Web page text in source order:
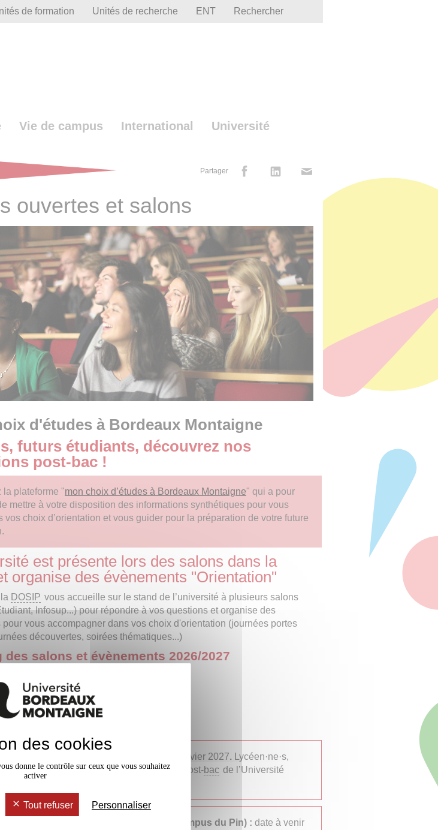
de formation Unités de recherche ENT Rechercher
Vie de campus International Université
Partager
ouvertes et salons
d'études à Bordeaux Montaigne
futurs étudiants, découvrez nos
post-bac !
la plateforme "mon choix d’études à Bordeaux Montaigne" qui a pour
mettre à votre disposition des informations synthétiques pour vous
vos choix d’orientation et vous guider pour la préparation de votre future
est présente lors des salons dans la
organise des évènements "Orientation"
DOSIP vous accueille sur le stand de l’université à plusieurs salons
Infosup...) pour répondre à vos questions et organise des
pour vous accompagner dans vos choix d'orientation (journées portes
découvertes, soirées thématiques...)
des salons et évènements 2026/2027
Périgueux :21 novembre 2026
du 8 au 10 janvier 2027
et Garonne (Agen) : date à venir
29-30 janvier 2027.
Lycéen·ne·s,
venez découvrir les formations post-bac de l’Université
au centre universitaire d’Agen (campus du Pin) : date à venir
des cookies
donne le contrôle sur ceux que vous souhaitez
activer
Tout refuser Personnaliser